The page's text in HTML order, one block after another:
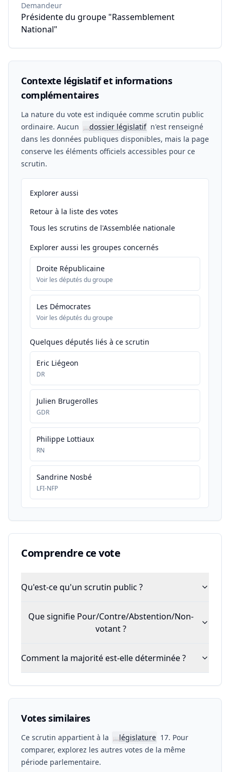
Demandeur
Présidente du groupe "Rassemblement
National"
Contexte législatif et informations
complémentaires
La nature du vote est indiquée comme scrutin public
ordinaire. Aucun
📖dossier législatif n'est renseigné
dans les données publiques disponibles, mais la page
conserve les éléments officiels accessibles pour ce
scrutin.
Explorer aussi
Retour à la liste des votes
Tous les scrutins de l'Assemblée nationale
Explorer aussi les groupes concernés
Droite Républicaine
Voir les députés du groupe
Les Démocrates
Voir les députés du groupe
Quelques députés liés à ce scrutin
Eric Liégeon
DR
Julien Brugerolles
GDR
Philippe Lottiaux
RN
Sandrine Nosbé
LFI-NFP
Comprendre ce vote
Qu'est-ce qu'un scrutin public ?
Que signifie Pour/Contre/Abstention/Non-
votant ?
Comment la majorité est-elle déterminée ?
Votes similaires
Ce scrutin appartient à la 📖législature 17. Pour
comparer, explorez les autres votes de la même
période parlementaire.